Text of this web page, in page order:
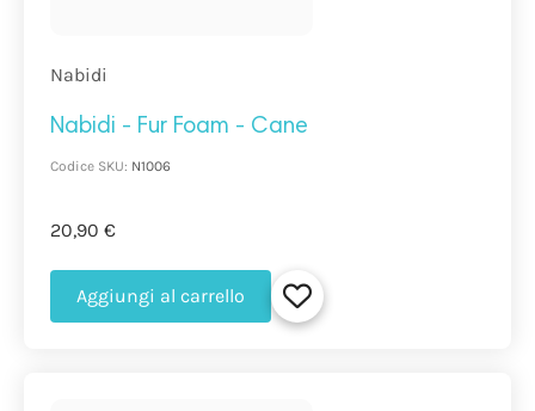
Nabidi
Nabidi - Fur Foam - Cane
Codice SKU: N1006
20,90 €
Aggiungi al carrello